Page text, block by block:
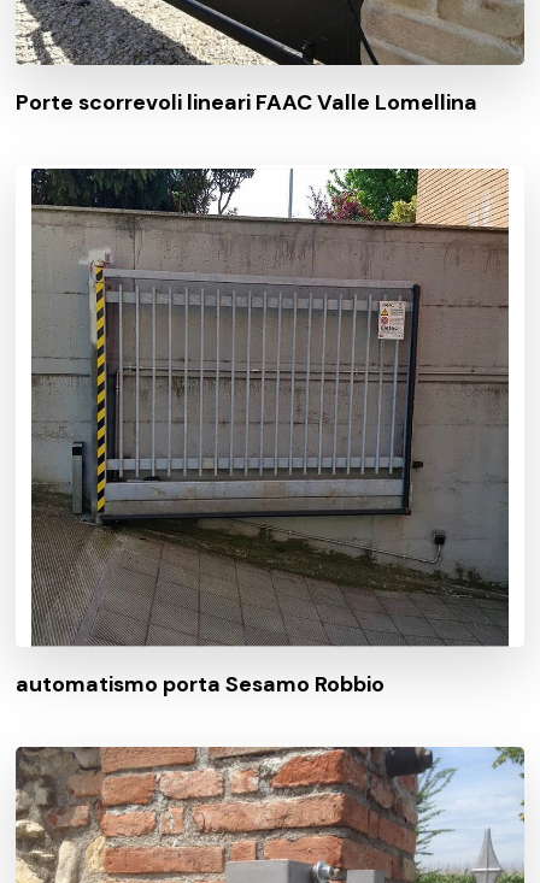
Porte scorrevoli lineari FAAC Valle Lomellina
automatismo porta Sesamo Robbio